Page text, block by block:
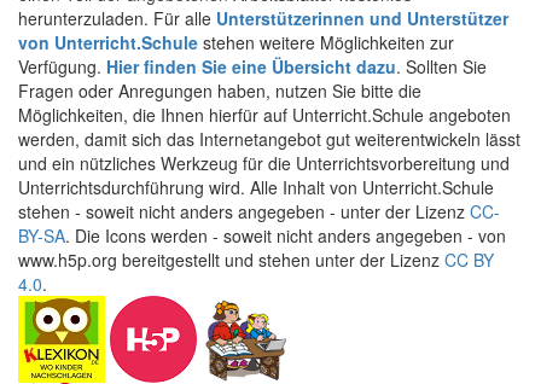
herunterzuladen. Für alle Unterstützerinnen und Unterstützer
von Unterricht.Schule stehen weitere Möglichkeiten zur
Verfügung. Hier finden Sie eine Übersicht dazu. Sollten Sie
Fragen oder Anregungen haben, nutzen Sie bitte die
Möglichkeiten, die Ihnen hierfür auf Unterricht.Schule angeboten
werden, damit sich das Internetangebot gut weiterentwickeln lässt
und ein nützliches Werkzeug für die Unterrichtsvorbereitung und
Unterrichtsdurchführung wird. Alle Inhalt von Unterricht.Schule
stehen - soweit nicht anders angegeben - unter der Lizenz CC-
BY-SA. Die Icons werden - soweit nicht anders angegeben - von
www.h5p.org bereitgestellt und stehen unter der Lizenz CC BY
4.0.